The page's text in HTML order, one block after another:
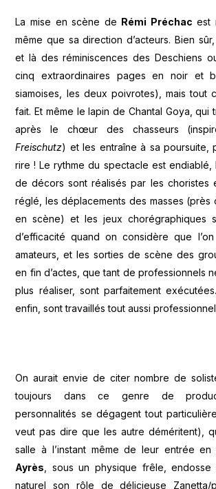
La mise en scène de Rémi Préchac est
même que sa direction d’acteurs. Bien
et là des réminiscences des Deschiens
cinq extraordinaires pages en noir et
siamoises, les deux poivrotes), mais tout
fait. Et même le lapin de Chantal Goya, qui
après le chœur des chasseurs
Freischutz) et les entraîne à sa poursuite,
rire ! Le rythme du spectacle est endiablé,
de décors sont réalisés par les choristes
réglé, les déplacements des masses (près
en scène) et les jeux chorégraphiques
d’efficacité quand on considère que
amateurs, et les sorties de scène des
en fin d’actes, que tant de professionnels
plus réaliser, sont parfaitement
enfin, sont travaillés tout aussi
On aurait envie de citer nombre de
toujours dans ce genre de
personnalités se dégagent tout
veut pas dire que les autre déméritent),
salle à l’instant même de leur entrée en
Ayrès , sous un physique frêle,
naturel son rôle de délicieuse Zanetta/